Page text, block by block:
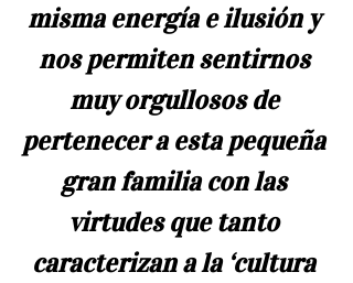
misma energía e ilusión y
nos permiten sentirnos
muy orgullosos de
pertenecer a esta pequeña
gran familia con las
virtudes que tanto
caracterizan a la ‘cultura